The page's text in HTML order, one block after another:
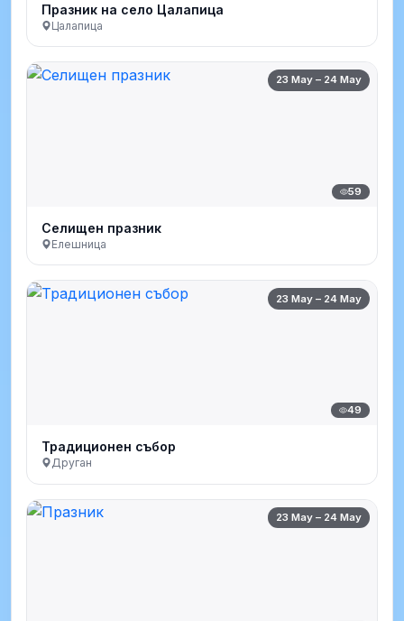
Празник на село Цалапица
Цалапица
23 May – 24 May
59
Селищен празник
Елешница
23 May – 24 May
49
Традиционен събор
Друган
23 May – 24 May